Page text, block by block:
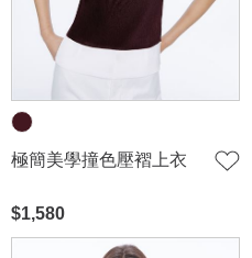
極簡美學撞色壓褶上衣
$1,580